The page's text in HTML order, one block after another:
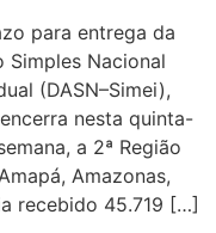
para entrega da
Simples Nacional
(DASN–Simei),
nesta quinta-
a 2ª Região
Amazonas,
recebido 45.719 […]